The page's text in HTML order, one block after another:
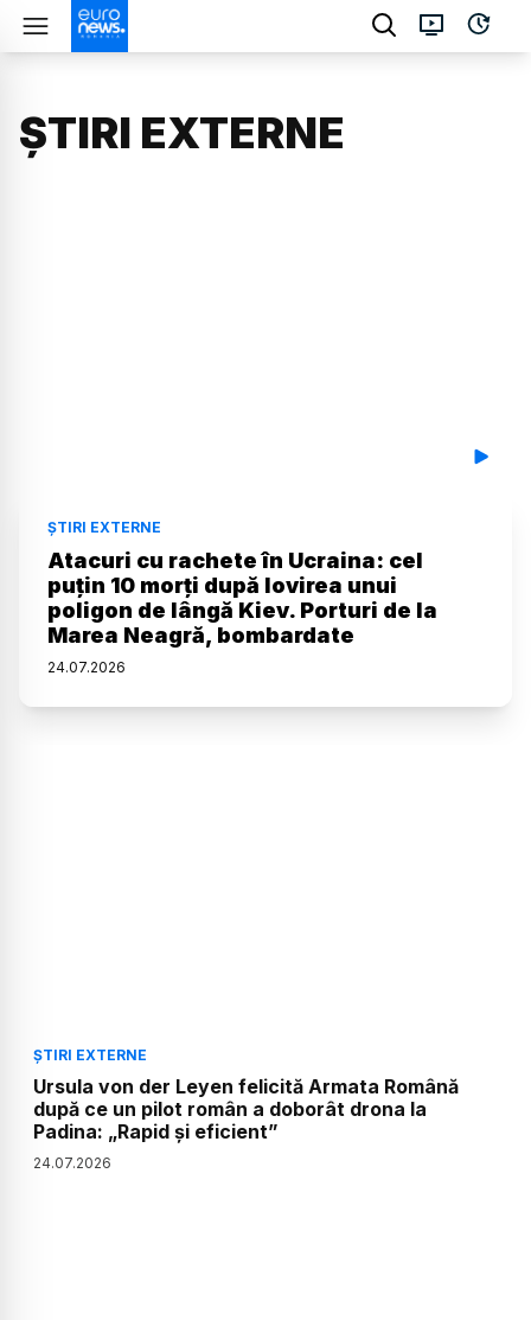
ȘTIRI EXTERNE
ȘTIRI EXTERNE
Atacuri cu rachete în Ucraina: cel
puțin 10 morți după lovirea unui
poligon de lângă Kiev. Porturi de la
Marea Neagră, bombardate
24.07.2026
ȘTIRI EXTERNE
Ursula von der Leyen felicită Armata Română
după ce un pilot român a doborât drona la
Padina: „Rapid și eficient”
24.07.2026